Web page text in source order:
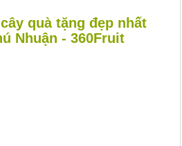
quà tặng đẹp nhất
Nhuận - 360Fruit